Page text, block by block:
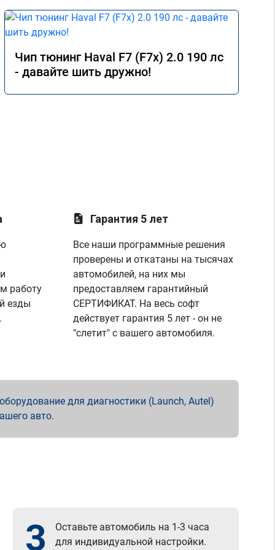
Чип тюнинг Haval F7 (F7x) 2.0 190 лс
- давайте шить дружно!
работу
езды
Гарантия 5 лет
Все наши программные решения
проверены и откатаны на тысячах
автомобилей, на них мы
предоставляем гарантийный
СЕРТИФИКАТ. На весь софт
действует гарантия 5 лет - он не
"слетит" с вашего автомобиля.
для диагностики (Launch, Autel)
авто.
3
Оставьте автомобиль на 1-3 часа
для индивидуальной настройки.